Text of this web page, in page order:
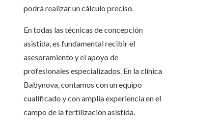
podrá realizar un cálculo preciso.
En todas las técnicas de concepción
asistida, es fundamental recibir el
asesoramiento y el apoyo de
profesionales especializados. En la clínica
Babynova, contamos con un equipo
cualificado y con amplia experiencia en el
campo de la fertilización asistida.